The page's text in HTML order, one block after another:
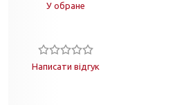
У обране
Написати відгук